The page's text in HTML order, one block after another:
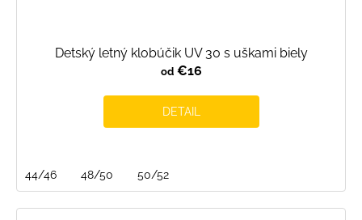
Detský letný klobúčik UV 30 s uškami biely
od€16
DETAIL
44/46 48/50 50/52